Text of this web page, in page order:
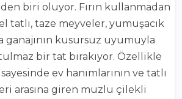
biri oluyor. Fırın kullanmadan
tatlı, taze meyveler, yumuşacık
ganajının kusursuz uyumuyla
bir tat bırakıyor. Özellikle
ev hanımlarının ve tatlı
arasına giren muzlu çilekli